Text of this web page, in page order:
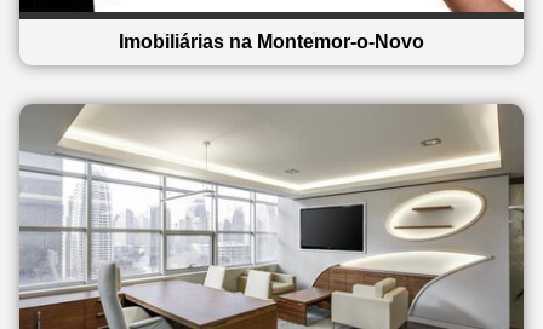
Imobiliárias na Montemor-o-Novo